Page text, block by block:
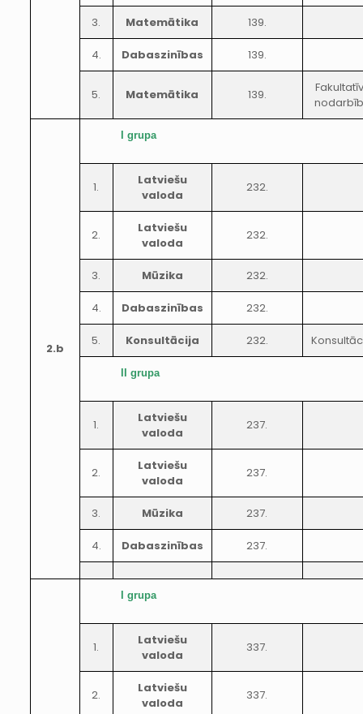
3. Matemātika 139.
4. Dabaszinības 139.
5. Matemātika 139.
2.b
I grupa
1.
Latviešu
valoda
232.
2.
Latviešu
valoda
232.
3. Mūzika 232.
4. Dabaszinības 232.
5. Konsultācija 232.
II grupa
1.
Latviešu
valoda
237.
2.
Latviešu
valoda
237.
3. Mūzika 237.
4. Dabaszinības 237.
I grupa
1.
Latviešu
valoda
337.
2.
Latviešu
valoda
337.